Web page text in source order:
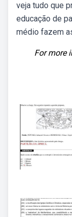
veja tudo que
educação de
médio fazem
For more